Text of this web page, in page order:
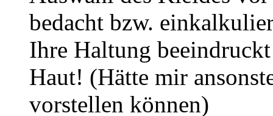
bedacht bzw.
Ihre Haltung
Haut! (Hätte mir
vorstellen können)